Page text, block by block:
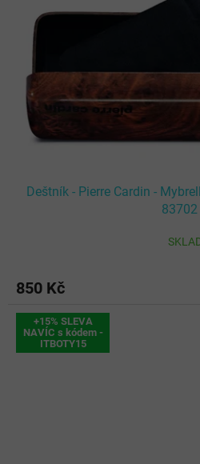
Deštník - Pierre Cardin -
83702
je
hvězdiček.
850 Kč
+15% SLEVA
NAVÍC s kódem -
ITBOTY15